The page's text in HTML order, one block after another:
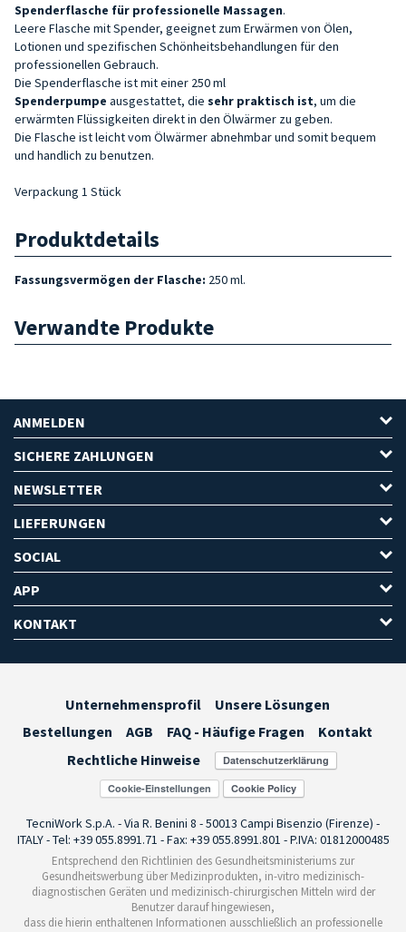
Spenderflasche für professionelle Massagen.
Leere Flasche mit Spender, geeignet zum Erwärmen von Ölen,
Lotionen und spezifischen Schönheitsbehandlungen für den
professionellen Gebrauch.
Die Spenderflasche ist mit einer 250 ml
Spenderpumpe ausgestattet, die sehr praktisch ist, um die
erwärmten Flüssigkeiten direkt in den Ölwärmer zu geben.
Die Flasche ist leicht vom Ölwärmer abnehmbar und somit bequem
und handlich zu benutzen.
Verpackung 1 Stück
Produktdetails
Fassungsvermögen der Flasche: 250 ml.
Verwandte Produkte
ANMELDEN
SICHERE ZAHLUNGEN
NEWSLETTER
LIEFERUNGEN
SOCIAL
APP
KONTAKT
Unternehmensprofil
Unsere Lösungen
Bestellungen
AGB FAQ - Häufige Fragen
Kontakt
Rechtliche Hinweise
Cookie-Einstellungen
TecniWork S.p.A. - Via R. Benini 8 - 50013 Campi Bisenzio (Firenze) -
ITALY - Tel: +39 055.8991.71 - Fax: +39 055.8991.801 - P.IVA: 01812000485
Entsprechend den Richtlinien des Gesundheitsministeriums zur
Gesundheitswerbung über Medizinprodukten, in-vitro medizinisch-
diagnostischen Geräten und medizinisch-chirurgischen Mitteln wird der
Benutzer darauf hingewiesen,
dass die hierin enthaltenen Informationen ausschließlich an professionelle